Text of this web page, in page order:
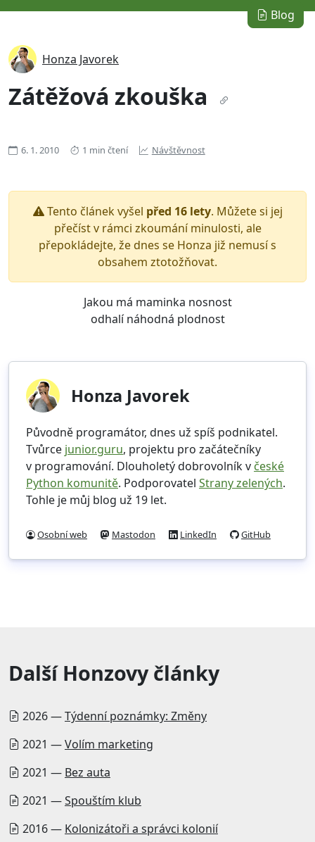
Blog
Honza Javorek
Zátěžová zkouška
6. 1. 2010 1 min čtení Návštěvnost
Tento článek vyšel před 16 lety. Můžete si jej
přečíst v rámci zkoumání minulosti, ale
přepokládejte, že dnes se Honza již nemusí s
obsahem ztotožňovat.
Jakou má maminka nosnost
odhalí náhodná plodnost
Honza Javorek
Původně programátor, dnes už spíš podnikatel.
Tvůrce junior.guru, projektu pro začátečníky
v programování. Dlouholetý dobrovolník v české
Python komunitě. Podporovatel Strany zelených.
Tohle je můj blog už 19 let.
Osobní web Mastodon LinkedIn GitHub
Další Honzovy články
2026 —Týdenní poznámky: Změny
2021 —Volím marketing
2021 — Bez auta
2021 —Spouštím klub
2016 — Kolonizátoři a správci kolonií